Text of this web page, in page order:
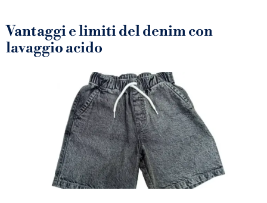
Vantaggi e limiti del denim con
lavaggio acido